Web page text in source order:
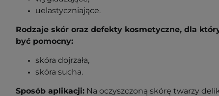
uelastyczniające.
Rodzaje skór oraz defekty kosmetyczne, dla
być pomocny:
skóra dojrzała,
skóra sucha.
Sposób aplikacji: Na oczyszczoną skórę twarzy